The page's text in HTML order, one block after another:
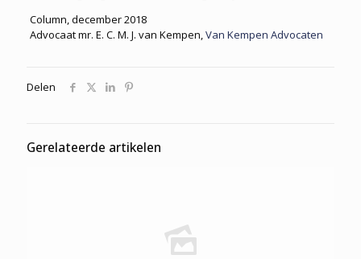
Column, december 2018
Advocaat mr. E. C. M. J. van Kempen,Van Kempen Advocaten
Delen
Gerelateerde artikelen